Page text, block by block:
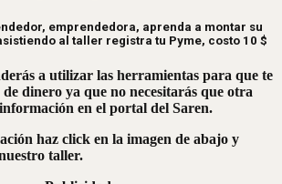
emprendedora, aprenda a montar su
al taller registra tu Pyme, costo 10 $
a utilizar las herramientas para que te
dinero ya que no necesitarás que otra
en el portal del Saren.
haz click en la imagen de abajo y
taller.